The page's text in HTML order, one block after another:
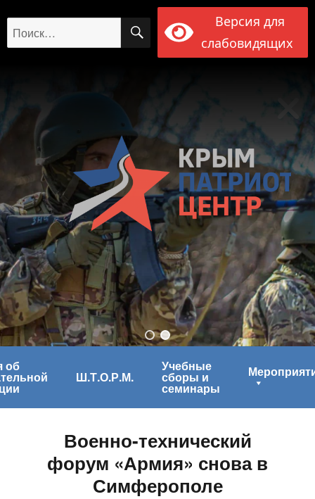
Искать: ПОИСК
Версия для
слабовидящих
об
Ш.Т.О.Р.М.
Учебные
сборы и
семинары
Военно-технический
форум «Армия» снова в
Симферополе